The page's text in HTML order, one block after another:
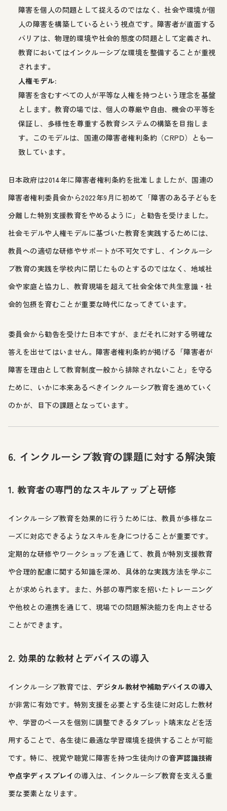
障害を個人の問題として捉えるのではなく、社会や環境が個
人の障害を構築しているという視点です。障害者が直面する
バリアは、物理的環境や社会的態度の問題として定義され、
教育においてはインクルーシブな環境を整備することが重視
されます。
人権モデル:
障害を含むすべての人が平等な人権を持つという理念を基盤
とします。教育の場では、個人の尊厳や自由、機会の平等を
保証し、多様性を尊重する教育システムの構築を目指しま
す。このモデルは、国連の障害者権利条約（CRPD）とも一
致しています。
日本政府は2014年に障害者権利条約を批准しましたが、国連の
障害者権利委員会から2022年9月に初めて「障害のある子どもを
分離した特別支援教育をやめるように」と勧告を受けました。
社会モデルや人権モデルに基づいた教育を実践するためには、
教員への適切な研修やサポートが不可欠ですし、インクルーシ
ブ教育の実践を学校内に閉じたものとするのではなく、地域社
会や家庭と協力し、教育現場を超えて社会全体で共生意識・社
会的包摂を育むことが重要な時代になってきています。
委員会から勧告を受けた日本ですが、まだそれに対する明確な
答えを出せてはいません。障害者権利条約が掲げる「障害者が
障害を理由として教育制度一般から排除されないこと」を守る
ために、いかに本来あるべきインクルーシブ教育を進めていく
のかが、目下の課題となっています。
6. インクルーシブ教育の課題に対する解決策
1. 教育者の専門的なスキルアップと研修
インクルーシブ教育を効果的に行うためには、教員が多様なニ
ーズに対応できるようなスキルを身につけることが重要です。
定期的な研修やワークショップを通じて、教員が特別支援教育
や合理的配慮に関する知識を深め、具体的な実践方法を学ぶこ
とが求められます。また、外部の専門家を招いたトレーニング
や他校との連携を通じて、現場での問題解決能力を向上させる
ことができます。
2. 効果的な教材とデバイスの導入
インクルーシブ教育では、 デジタル教材や補助デバイスの導入
が非常に有効です。特別支援を必要とする生徒に対応した教材
や、学習のペースを個別に調整できるタブレット端末などを活
用することで、各生徒に最適な学習環境を提供することが可能
です。特に、視覚や聴覚に障害を持つ生徒向けの音声認識技術
や点字ディスプレイ の導入は、インクルーシブ教育を支える重
要な要素となります。